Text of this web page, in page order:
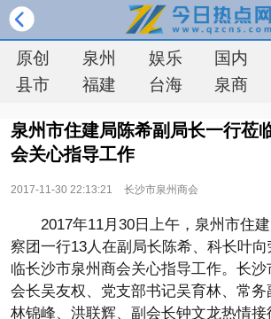
原创 泉州 娱乐 国内
县市
福建 台海 泉商
泉州市住建局陈希副局长一行莅
会关心指导工作
2017-11-30 22:13:21 长沙市泉州商会
2017年11月30日上午，泉州市住
察团一行13人在副局长陈希、科长叶
临长沙市泉州商会关心指导工作。长
会长吴友权、党支部书记吴育林、常务
林锦峰、洪联辉、副会长钟文龙热情接